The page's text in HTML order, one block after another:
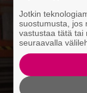
Jotkin
suostumusta, jos
vastustaa tätä tai
seuraavalla